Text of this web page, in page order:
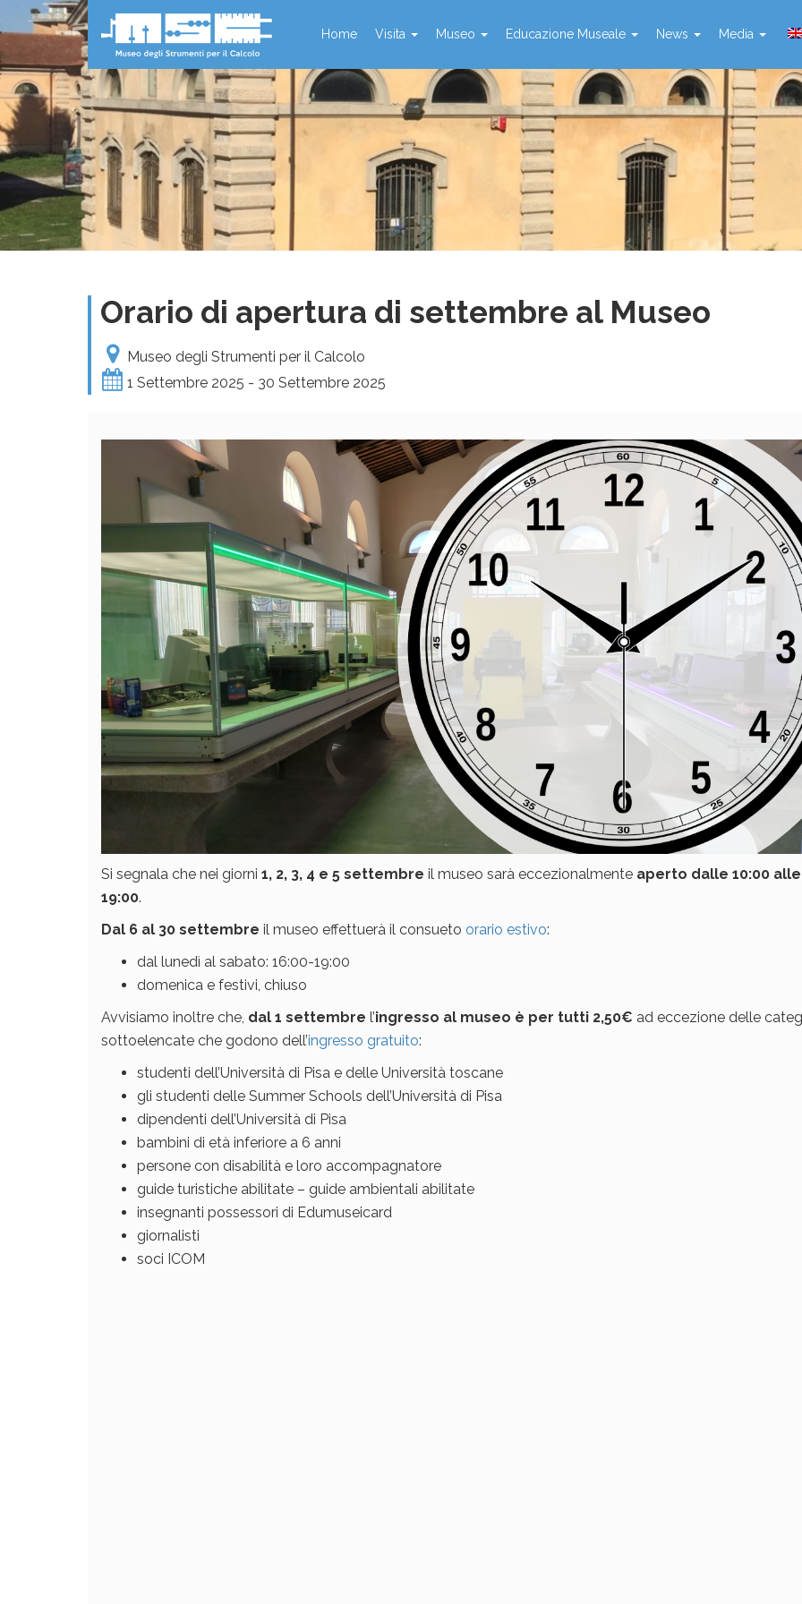
Home Visita Museo Educazione Museale News Media
Orario di apertura di settembre al Museo
Museo degli Strumenti per il Calcolo
1 Settembre 2025 - 30 Settembre 2025
Si segnala che nei giorni 1, 2, 3, 4 e 5 settembre il museo sarà eccezionalmente aperto dalle 10:00 alle
19:00.
Dal 6 al 30 settembre il museo effettuerà il consueto orario estivo:
dal lunedì al sabato: 16:00-19:00
domenica e festivi, chiuso
Avvisiamo inoltre che, dal 1 settembre l’ingresso al museo è per tutti 2,50€ ad eccezione delle
sottoelencate che godono dell’ingresso gratuito:
studenti dell’Università di Pisa e delle Università toscane
gli studenti delle Summer Schools dell’Università di Pisa
dipendenti dell’Università di Pisa
bambini di età inferiore a 6 anni
persone con disabilità e loro accompagnatore
guide turistiche abilitate – guide ambientali abilitate
insegnanti possessori di Edumuseicard
giornalisti
soci ICOM